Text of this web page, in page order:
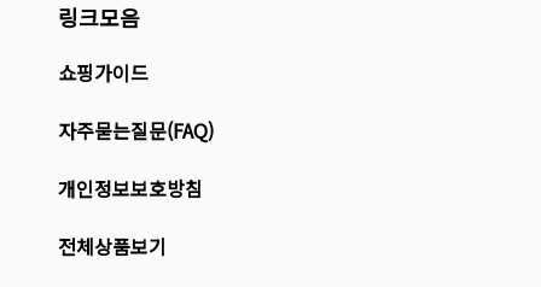
링크모음
쇼핑가이드
자주묻는질문(FAQ)
개인정보보호방침
전체상품보기